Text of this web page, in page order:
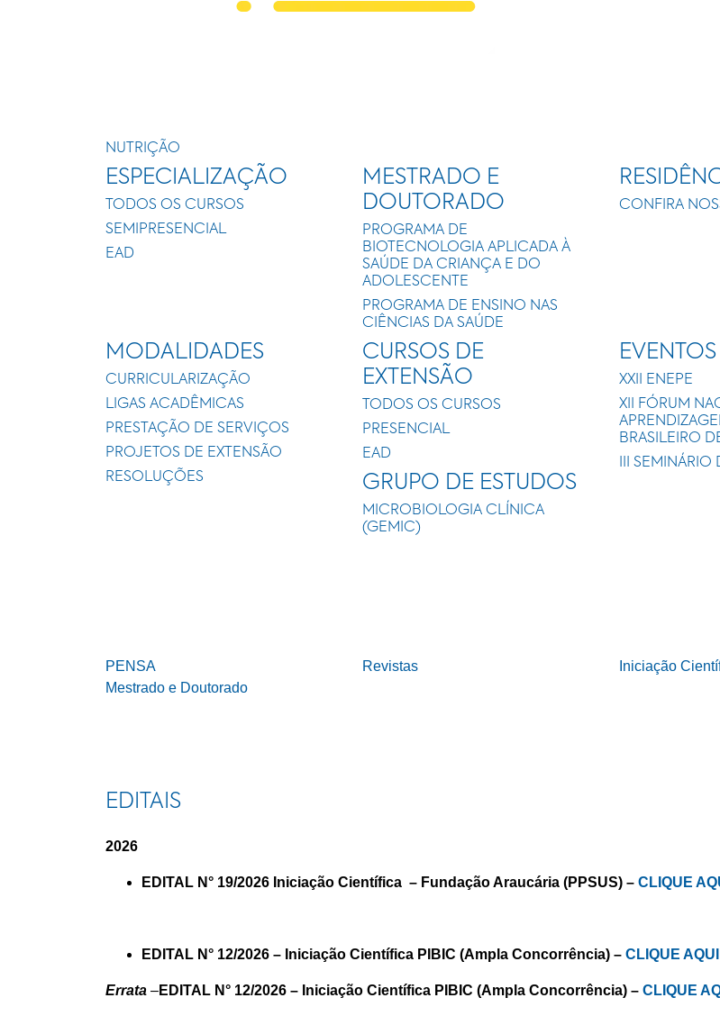
NUTRIÇÃO
ESPECIALIZAÇÃO
TODOS OS CURSOS
SEMIPRESENCIAL
EAD
MESTRADO E
DOUTORADO
PROGRAMA DE
BIOTECNOLOGIA APLICADA À
SAÚDE DA CRIANÇA E DO
ADOLESCENTE
PROGRAMA DE ENSINO NAS
CIÊNCIAS DA SAÚDE
CONFIRA
MODALIDADES
CURRICULARIZAÇÃO
LIGAS ACADÊMICAS
PRESTAÇÃO DE SERVIÇOS
PROJETOS DE EXTENSÃO
RESOLUÇÕES
CURSOS DE
EXTENSÃO
TODOS OS CURSOS
PRESENCIAL
EAD
GRUPO DE ESTUDOS
MICROBIOLOGIA CLÍNICA
(GEMIC)
EVENTOS
XXII ENEPE
XII FÓRUM
BRASILEIRO
III
PENSA Revistas Iniciação
Mestrado e Doutorado
EDITAIS
2026
EDITAL N° 19/2026 Iniciação Científica – Fundação Araucária (PPSUS) – CLIQUE
EDITAL N° 12/2026 – Iniciação Científica PIBIC (Ampla Concorrência) – CLIQUE AQUI
Errata –EDITAL N° 12/2026 – Iniciação Científica PIBIC (Ampla Concorrência) – CLIQUE